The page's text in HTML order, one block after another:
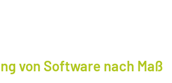
von Software nach Maß